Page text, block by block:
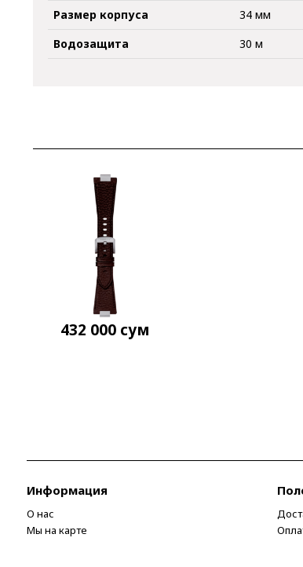
Размер корпуса
34 мм
Водозащита
30 м
432 000 сум
Информация
О нас
Мы на карте